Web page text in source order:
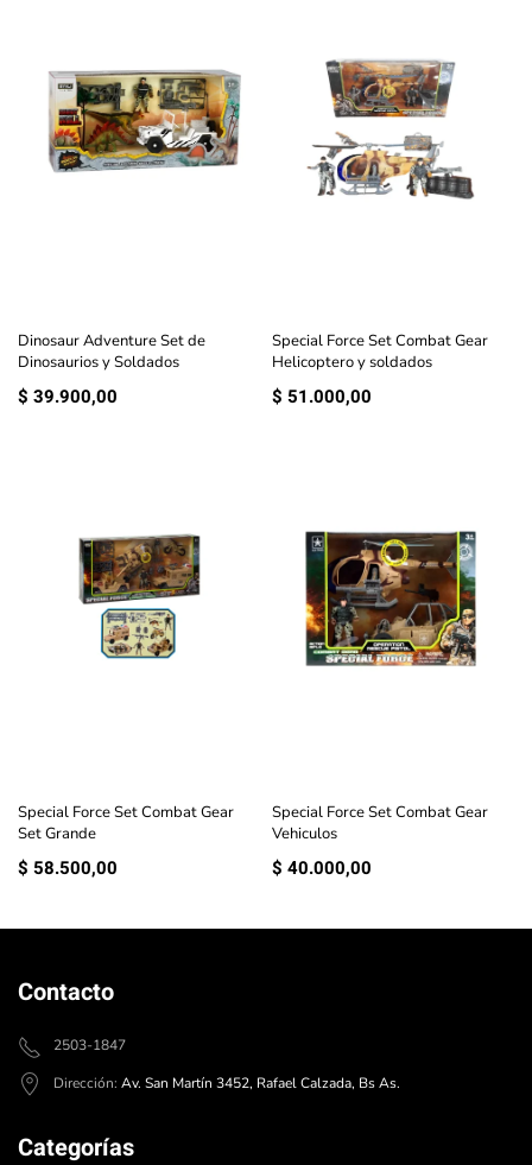
Dinosaur Adventure Set de
Dinosaurios y Soldados
$ 39.900,00
Special Force Set Combat Gear
Helicoptero y soldados
$ 51.000,00
Special Force Set Combat Gear
Set Grande
$ 58.500,00
Special Force Set Combat Gear
Vehiculos
$ 40.000,00
Contacto
2503-1847
Dirección: Av. San Martín 3452, Rafael Calzada, Bs As.
Categorías